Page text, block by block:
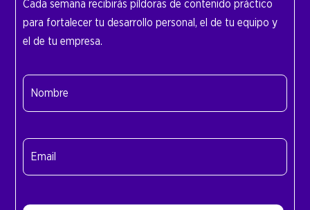
Cada semana recibirás píldoras de contenido práctico
para fortalecer tu desarrollo personal, el de tu equipo y
el de tu empresa.
Nombre
(Obligatorio)
Email
(Obligatorio)